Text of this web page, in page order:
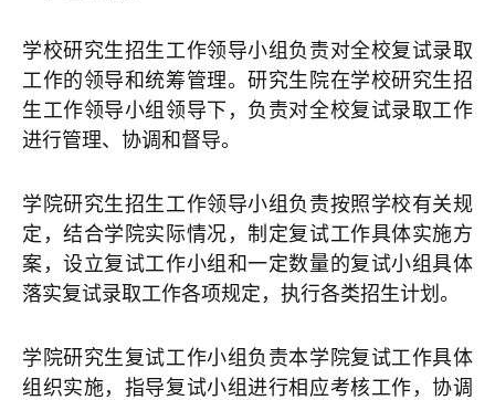
学校研究生招生工作领导小组负责对全校复试录取
工作的领导和统筹管理。研究生院在学校研究生招
生工作领导小组领导下，负责对全校复试录取工作
进行管理、协调和督导。
学院研究生招生工作领导小组负责按照学校有关规
定，结合学院实际情况，制定复试工作具体实施方
案，设立复试工作小组和一定数量的复试小组具体
落实复试录取工作各项规定，执行各类招生计划。
学院研究生复试工作小组负责本学院复试工作具体
组织实施，指导复试小组进行相应考核工作，协调